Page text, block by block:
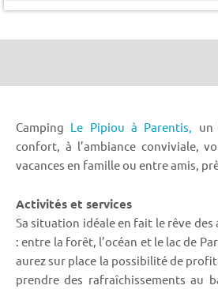
Camping Le Pipiou à Parentis,
un
confort, à l’ambiance conviviale,
vacances en famille ou entre amis,
Activités et services
Sa situation idéale en fait le rêve
: entre la forêt, l’océan et le lac de
aurez sur place la possibilité de
prendre des rafraîchissements au